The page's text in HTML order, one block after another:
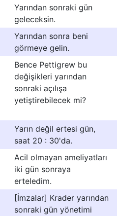
Yarından sonraki gün
geleceksin.
Yarından sonra beni
görmeye gelin.
Bence Pettigrew bu
değişikleri yarından
sonraki açıIışa
yetiştirebilecek mi?
Yarın değil ertesi gün,
saat 20 : 30'da.
Acil olmayan ameliyatları
iki gün sonraya
erteledim.
[İmzalar] Krader yarından
sonraki gün yönetimi